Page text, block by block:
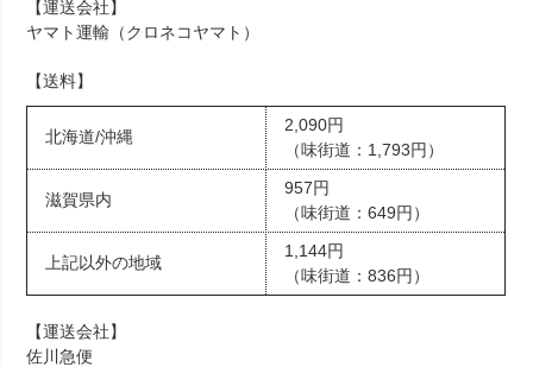
【運送会社】
ヤマト運輸（クロネコヤマト）
【送料】
北海道/沖縄
2,090円
（味街道：1,793円）
滋賀県内
957円
（味街道：649円）
上記以外の地域
1,144円
（味街道：836円）
【運送会社】
佐川急便